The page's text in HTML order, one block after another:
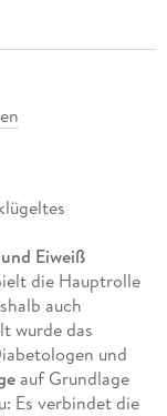
Eiweiß
die Hauptrolle
auch
wurde das
und
auf Grundlage
Es verbindet die